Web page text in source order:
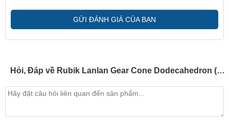
GỬI ĐÁNH GIÁ CỦA BẠN
Hỏi, Đáp về Rubik Lanlan Gear Cone Dodecahedron (SP002836)